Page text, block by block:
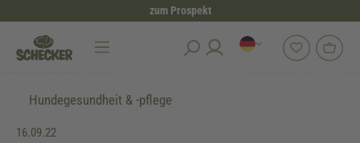
zum Prospekt
Hundegesundheit & -pflege
16.09.22